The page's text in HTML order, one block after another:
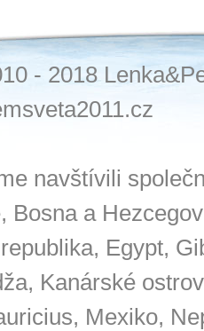
- 2018
navštívili
Bosna a
Egypt,
Kanárské
Mexiko,